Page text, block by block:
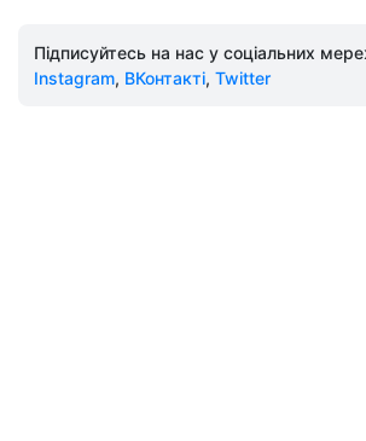
Підписуйтесь на нас у соціальних
Instagram, ВКонтакті, Twitter